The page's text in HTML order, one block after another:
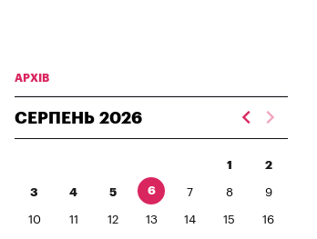
АРХІВ
СЕРПЕНЬ 2026
1 2
3 4 5 6 7 8 9
10 11 12 13 14 15 16